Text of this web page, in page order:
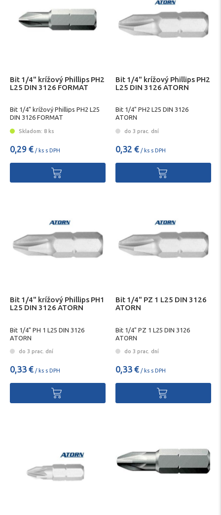
Bit 1/4" krížový Phillips PH2
L25 DIN 3126 FORMAT
Bit 1/4" krížový Phillips PH2 L25
DIN 3126 FORMAT
Skladom: 8 ks
0,29 € / ks s DPH
Bit 1/4" krížový Phillips PH2
L25 DIN 3126 ATORN
Bit 1/4" PH2 L25 DIN 3126
ATORN
do 3 prac. dní
0,32 € / ks s DPH
Bit 1/4" krížový Phillips PH1
L25 DIN 3126 ATORN
Bit 1/4" PH 1 L25 DIN 3126
ATORN
do 3 prac. dní
0,33 € / ks s DPH
Bit 1/4" PZ 1 L25 DIN 3126
ATORN
Bit 1/4" PZ 1 L25 DIN 3126
ATORN
do 3 prac. dní
0,33 € / ks s DPH